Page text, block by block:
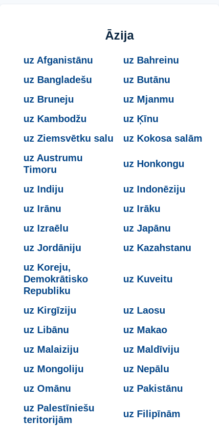
Āzija
uz Afganistānu
uz Bahreinu
uz Bangladešu
uz Butānu
uz Bruneju
uz Mjanmu
uz Kambodžu
uz Ķīnu
uz Ziemsvētku salu
uz Kokosa salām
uz Austrumu
Timoru
uz Honkongu
uz Indiju
uz Indonēziju
uz Irānu
uz Irāku
uz Izraēlu
uz Japānu
uz Jordāniju
uz Kazahstanu
uz Koreju,
Demokrātisko
Republiku
uz Kuveitu
uz Kirgīziju
uz Laosu
uz Libānu
uz Makao
uz Malaiziju
uz Maldīviju
uz Mongoliju
uz Nepālu
uz Omānu
uz Pakistānu
uz Palestīniešu
teritorijām
uz Filipīnām